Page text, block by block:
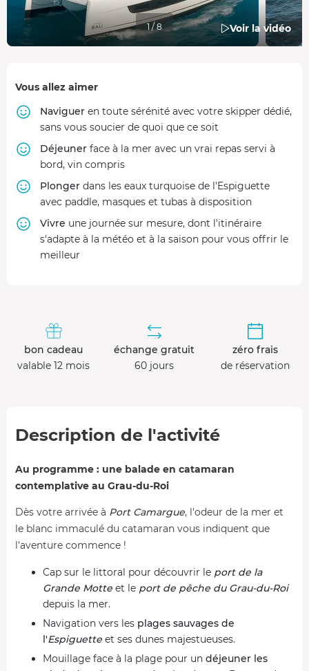
Voir la vidéo
1 / 8
Vous allez aimer
Naviguer en toute sérénité avec votre skipper dédié,
sans vous soucier de quoi que ce soit
Déjeuner face à la mer avec un vrai repas servi à
bord, vin compris
Plonger dans les eaux turquoise de l'Espiguette
avec paddle, masques et tubas à disposition
Vivre une journée sur mesure, dont l'itinéraire
s'adapte à la météo et à la saison pour vous offrir le
meilleur
bon cadeau
valable 12 mois
échange gratuit
60 jours
zéro frais
de réservation
Description de l'activité
Au programme : une balade en catamaran
contemplative au Grau-du-Roi
Dès votre arrivée à Port Camargue, l'odeur de la mer et
le blanc immaculé du catamaran vous indiquent que
l'aventure commence !
Cap sur le littoral pour découvrir le port de la
Grande Motte et le port de pêche du Grau-du-Roi
depuis la mer.
Navigation vers les plages sauvages de
l'Espiguette et ses dunes majestueuses.
Mouillage face à la plage pour un déjeuner les